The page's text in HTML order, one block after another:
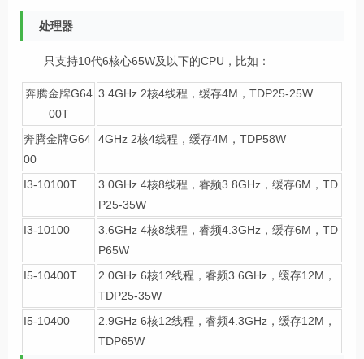
处理器
只支持10代6核心65W及以下的CPU，比如：
奔腾金牌G64
00T
3.4GHz 2核4线程，缓存4M，TDP25-25W
奔腾金牌G64
00
4GHz 2核4线程，缓存4M，TDP58W
I3-10100T
3.0GHz 4核8线程，睿频3.8GHz，缓存6M，TD
P25-35W
I3-10100
3.6GHz 4核8线程，睿频4.3GHz，缓存6M，TD
P65W
I5-10400T
2.0GHz 6核12线程，睿频3.6GHz，缓存12M，
TDP25-35W
I5-10400
2.9GHz 6核12线程，睿频4.3GHz，缓存12M，
TDP65W